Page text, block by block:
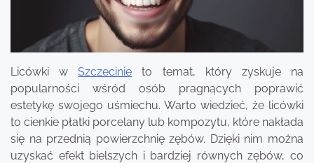
Licówki wSzczecinie to temat, który zyskuje na
popularności wśród osób pragnących poprawić
estetykę swojego uśmiechu. Warto wiedzieć, że licówki
to cienkie płatki porcelany lub kompozytu, które nakłada
się na przednią powierzchnię zębów. Dzięki nim można
uzyskać efekt bielszych i bardziej równych zębów, co